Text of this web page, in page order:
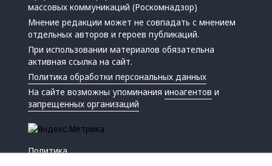
массовых коммуникаций (Роскомнадзор)
Мнение редакции может не совпадать с мнением
отдельных авторов и героев публикаций.
При использовании материалов обязательна
активная ссылка на сайт.
Политика обработки персональных данных
На сайте возможны упоминанияиноагентов и
запрещенных организаций
Политика